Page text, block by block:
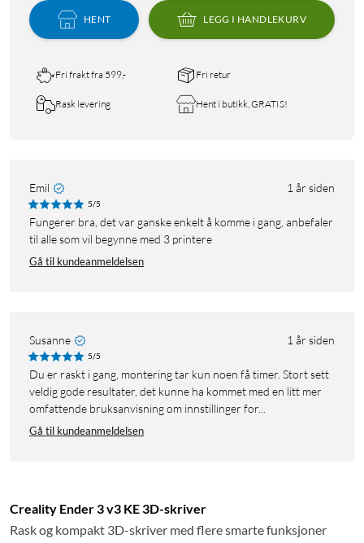
HENT LEGG I HANDLEKURV
Fri frakt fra 599,- Fri retur
Rask levering Hent i butikk, GRATIS!
Emil 1 år siden
5/5
Fungerer bra, det var ganske enkelt å komme i gang, anbefaler
til alle som vil begynne med 3 printere
Gå til kundeanmeldelsen
Susanne 1 år siden
5/5
Du er raskt i gang, montering tar kun noen få timer. Stort sett
veldig gode resultater, det kunne ha kommet med en litt mer
omfattende bruksanvisning om innstillinger for...
Gå til kundeanmeldelsen
Creality Ender 3 v3 KE 3D-skriver
Rask og kompakt 3D-skriver med flere smarte funksjoner